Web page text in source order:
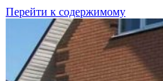
Перейти к содержимому